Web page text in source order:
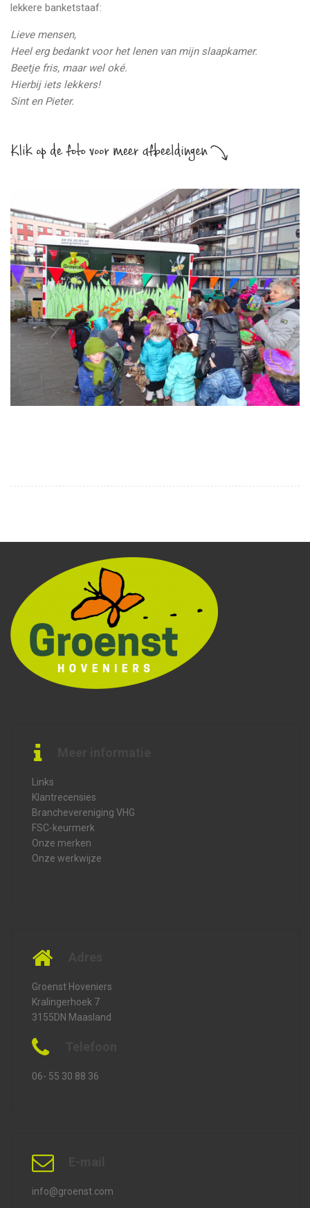
lekkere banketstaaf:
Lieve mensen,
Heel erg bedankt voor het lenen van mijn slaapkamer.
Beetje fris, maar wel oké.
Hierbij iets lekkers!
Sint en Pieter.
Links
Klantrecensies
Branchevereniging VHG
FSC-keurmerk
Onze merken
Onze werkwijze
Groenst Hoveniers
Kralingerhoek 7
3155DN Maasland
06- 55 30 88 36
info@groenst.com